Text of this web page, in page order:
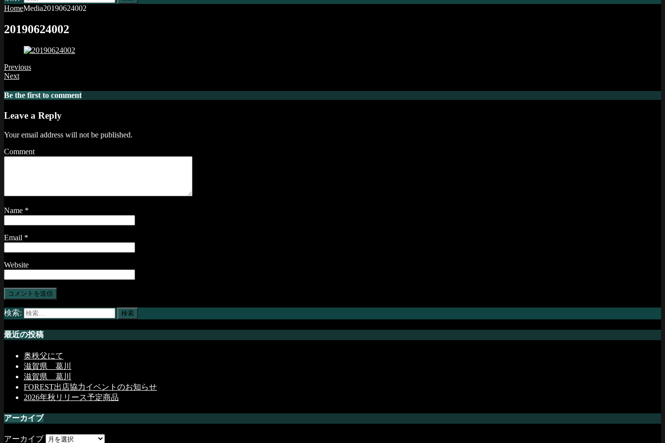
HomeMedia20190624002
20190624002
Previous
Next
Be the first to comment
Leave a Reply
Your email address will not be published.
Comment
Name *
Email *
Website
検索:
最近の投稿
奥秩父にて
滋賀県 葛川
滋賀県 葛川
FOREST出店協力イベントのお知らせ
2026年秋リリース予定商品
アーカイブ
アーカイブ